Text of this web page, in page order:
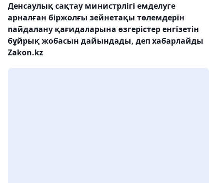
Денсаулық сақтау министрлігі емделуге
арналған біржолғы зейнетақы төлемдерін
пайдалану қағидаларына өзгерістер енгізетін
бұйрық жобасын дайындады, деп хабарлайды
Zakon.kz